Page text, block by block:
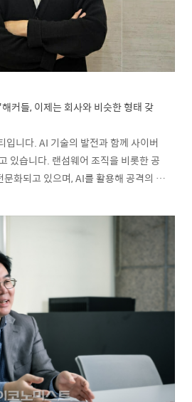
커들, 이제는 회사와 비슷한 형태 갖
입니다. AI 기술의 발전과 함께 사이버
있습니다. 랜섬웨어 조직을 비롯한 공
화되고 있으며, AI를 활용해 공격의 속
실장이 최근 지디넷코리아와의 인터뷰
향과 AI 시대 보안 대응 방향에 대한 견해
사실상 하나의 회사" 배상민 실장은 최
"회사와 비슷한 구조를 갖추고 있다"고
들은 개발, 고객지원, 협상 등 역할이 세
으며, 기업이 다른 기업과 협력하듯 공
직이나 지능형 ..